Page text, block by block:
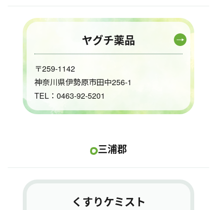
ヤグチ薬品
〒259-1142
神奈川県伊勢原市田中256-1
TEL：0463-92-5201
三浦郡
くすりケミスト